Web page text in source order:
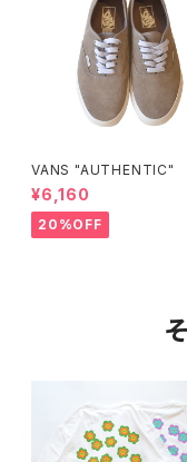
VANS "AUTHENTIC"
¥6,160
20%OFF